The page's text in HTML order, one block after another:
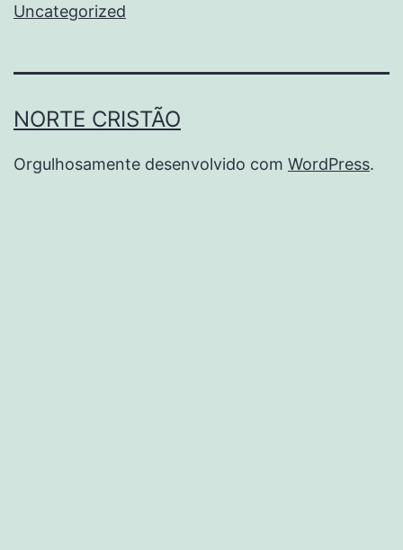
Uncategorized
NORTE CRISTÃO
Orgulhosamente desenvolvido com WordPress.